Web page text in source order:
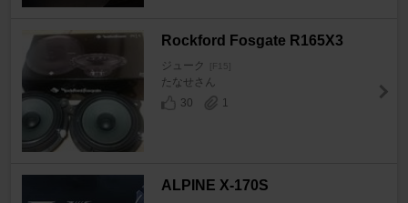
Rockford Fosgate R165X3
ジューク [F15]
たなせさん
30
1
ALPINE X-170S